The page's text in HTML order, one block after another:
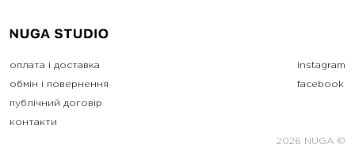
оплата і доставка
обмін і повернення
публічний договір
контакти
instagram
facebook
2026 NUGA ©